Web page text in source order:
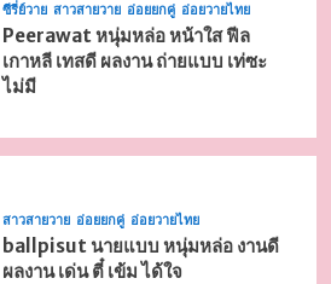
ซีรี่ย์วาย สาวสายวาย อ่อยยกคู่ อ่อยวายไทย
Peerawat หนุ่มหล่อ หน้าใส ฟีล
เกาหลี เทสดี ผลงาน ถ่ายแบบ เท่ซะ
ไม่มี
สาวสายวาย อ่อยยกคู่ อ่อยวายไทย
ballpisut นายแบบ หนุ่มหล่อ งานดี
ผลงาน เด่น ตี๋ เข้ม ได้ใจ